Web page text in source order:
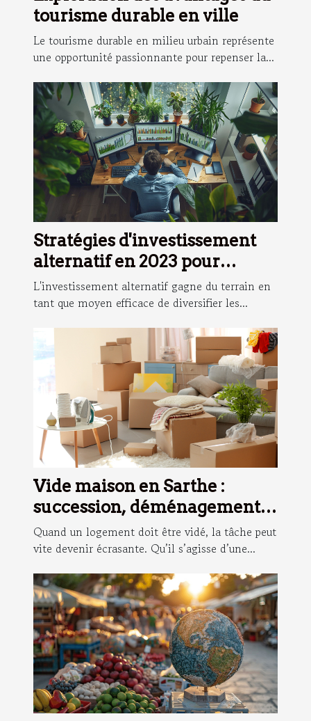
tourisme durable en ville
Le tourisme durable en milieu urbain représente
une opportunité passionnante pour repenser la...
Stratégies d'investissement
alternatif en 2023 pour
diversifier votre portefeuille
L'investissement alternatif gagne du terrain en
tant que moyen efficace de diversifier les...
Vide maison en Sarthe :
succession, déménagement,
débarras… qui contacter ?
Quand un logement doit être vidé, la tâche peut
vite devenir écrasante. Qu’il s’agisse d’une...